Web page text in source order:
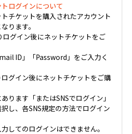
ログインについて
チケットを購入されたアカウント
ります。
ログイン後にネットチケットをご
ID」「Password」をご入力く
グイン後にネットチケットをご購
ります「またはSNSでログイン」
し、各SNS規定の方法でログイン
してのログインはできません。